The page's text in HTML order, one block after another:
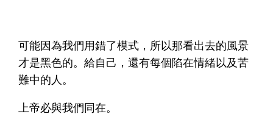
可能因為我們用錯了模式，所以那看出去的風景
才是黑色的。給自己，還有每個陷在情緒以及苦
難中的人。
上帝必與我們同在。